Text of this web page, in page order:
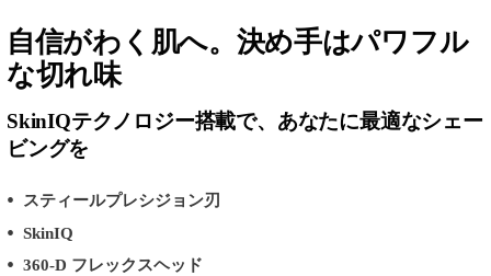
自信がわく肌へ。決め手はパワフル
な切れ味
SkinIQテクノロジー搭載で、あなたに最適なシェー
ビングを
スティールプレシジョン刃
SkinIQ
360-D フレックスヘッド